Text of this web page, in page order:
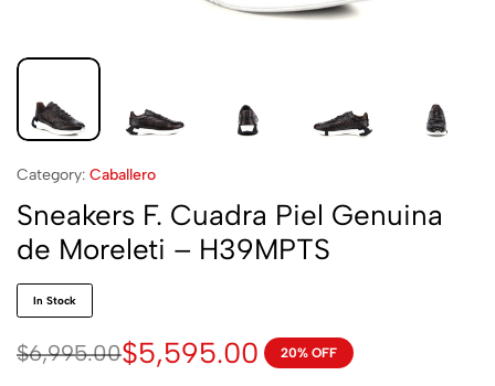
Category: Caballero
Sneakers F. Cuadra Piel Genuina
de Moreleti – H39MPTS
In Stock
$6,995.00$5,595.00 20% OFF